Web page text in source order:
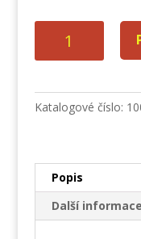
kousky
cibulkou
množství
Katalogové číslo:
Popis
Další informace